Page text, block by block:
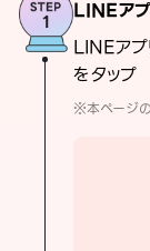
LINEア
LINEア
をタップ
※本ページ